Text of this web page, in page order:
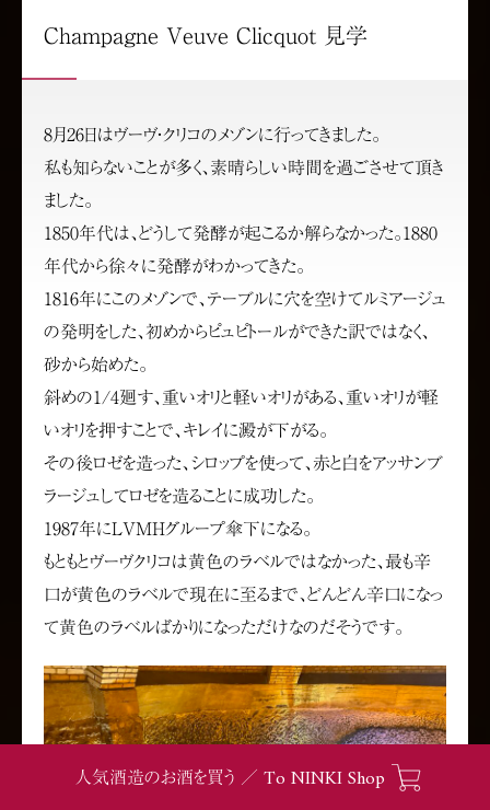
Champagne Veuve Clicquot 見学
8月26日はヴーヴ・クリコのメゾンに行ってきました。
私も知らないことが多く、素晴らしい時間を過ごさせて頂き
ました。
1850年代は、どうして発酵が起こるか解らなかった。1880
年代から徐々に発酵がわかってきた。
1816年にこのメゾンで、テーブルに穴を空けてルミアージュ
の発明をした、初めからピュピトールができた訳ではなく、
砂から始めた。
斜めの1/4廻す、重いオリと軽いオリがある、重いオリが軽
いオリを押すことで、キレイに澱が下がる。
その後ロゼを造った、シロップを使って、赤と白をアッサンブ
ラージュしてロゼを造ることに成功した。
1987年にLVMHグループ傘下になる。
もともとヴーヴクリコは黄色のラベルではなかった、最も辛
口が黄色のラベルで現在に至るまで、どんどん辛口になっ
て黄色のラベルばかりになっただけなのだそうです。
人気酒造のお酒を買う ／ To NINKI Shop